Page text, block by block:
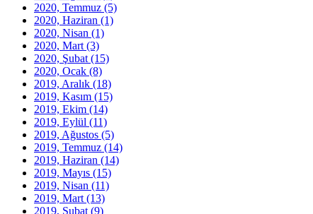
2020, Temmuz (5)
2020, Haziran (1)
2020, Nisan (1)
2020, Mart (3)
2020, Şubat (15)
2020, Ocak (8)
2019, Aralık (18)
2019, Kasım (15)
2019, Ekim (14)
2019, Eylül (11)
2019, Ağustos (5)
2019, Temmuz (14)
2019, Haziran (14)
2019, Mayıs (15)
2019, Nisan (11)
2019, Mart (13)
2019, Şubat (9)